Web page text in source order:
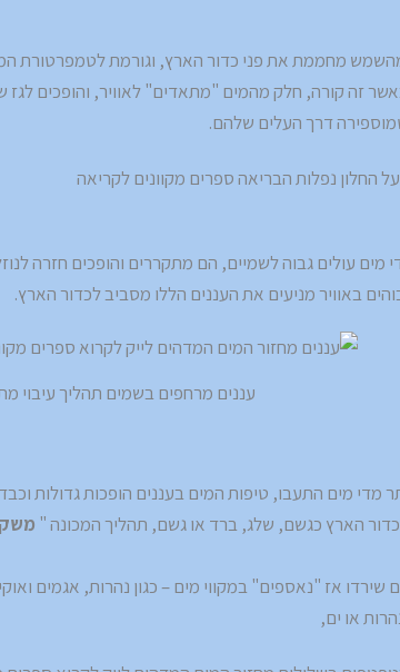
מחממת את פני כדור הארץ, וגורמת לטמפרטורת
זה קורה, חלק מהמים "מתאדים" לאוויר, והופכים לגז
דרך העלים שלהם.
מים עולים גבוה לשמיים, הם מתקררים והופכים חזרה
באוויר מניעים את העננים הללו מסביב לכדור הארץ.
עננים מרחפים בשמים תהליך עיבוי
מדי מים התעבו, טיפות המים בעננים הופכות גדולות
הארץ כגשם, שלג, ברד או גשם, תהליך המכונה "
אז "נאספים" במקווי מים – כגון נהרות, אגמים
או ים,